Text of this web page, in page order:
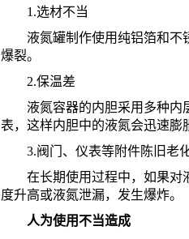
1.选材不当
液氮罐制作使用纯铝箔和不锈
爆裂。
2.保温差
液氮容器的内胆采用多种内层
表，这样内胆中的液氮会迅速膨
3.阀门、仪表等附件陈旧老
在长期使用过程中，如果对液
度升高或液氮泄漏，发生爆炸。
人为使用不当造成